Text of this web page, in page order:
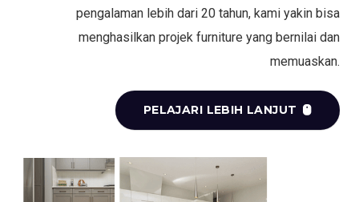
pengalaman lebih dari 20 tahun, kami yakin bisa
menghasilkan projek furniture yang bernilai dan
memuaskan.
PELAJARI LEBIH LANJUT